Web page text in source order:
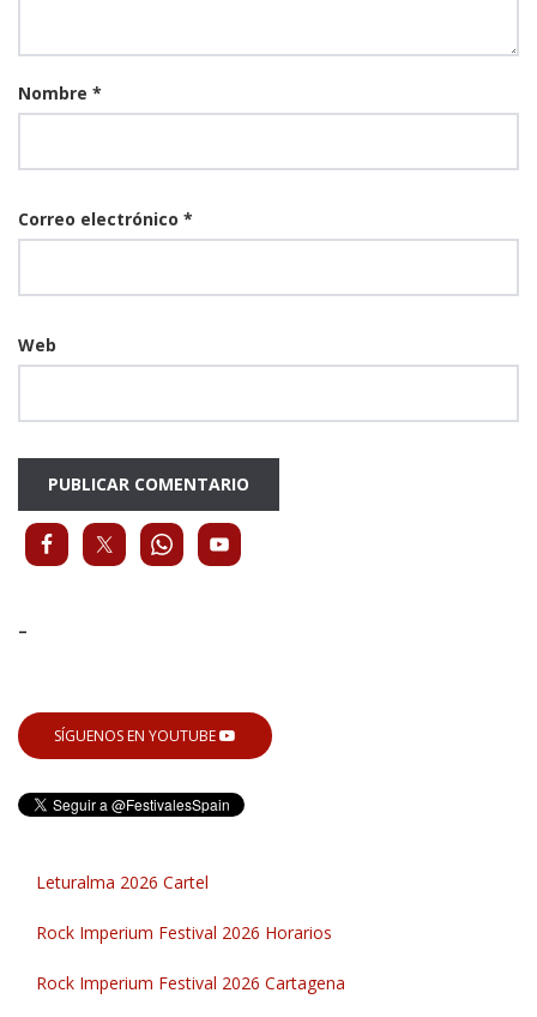
Nombre *
Correo electrónico *
Web
-
SÍGUENOS EN YOUTUBE
Leturalma 2026 Cartel
Rock Imperium Festival 2026 Horarios
Rock Imperium Festival 2026 Cartagena